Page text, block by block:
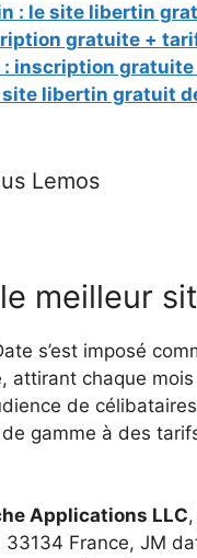
: le site libertin
gratuite +
inscription
site libertin gratuit
Lemos
meilleur
s’est imposé
attirant chaque mois
de
gamme à des
Applications LLC
33134 France, JM